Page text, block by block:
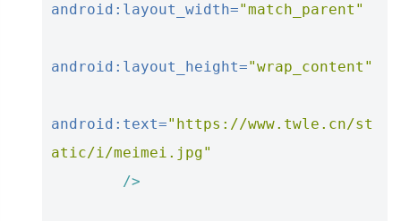
android:layout_width="match_parent"
android:layout_height="wrap_content"
android:text="https://www.twle.cn/st
atic/i/meimei.jpg"
/>